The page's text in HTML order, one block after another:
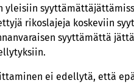
yleisiin
rikoslajeja koskeviin
syyttämättä
ei edellytä, että